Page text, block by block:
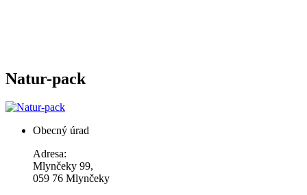
Natur-pack
Obecný úrad
Adresa:
Mlynčeky 99,
059 76 Mlynčeky